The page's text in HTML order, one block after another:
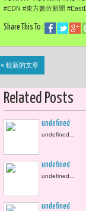
#EDN #東方數位新聞
Share This To :
« 較新的文章
Related Posts
undefined
undefined...
undefined
undefined...
undefined